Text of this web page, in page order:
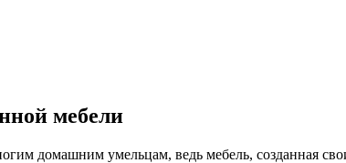
мебели
домашним умельцам, ведь мебель, созданная